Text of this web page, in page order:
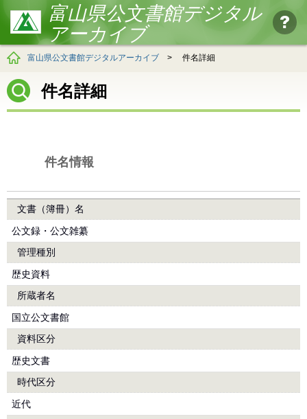
富山県公文書館デジタル
アーカイブ
富山県公文書館デジタルアーカイブ > 件名詳細
件名詳細
件名情報
文書（簿冊）名
公文録・公文雑纂
管理種別
歴史資料
所蔵者名
国立公文書館
資料区分
歴史文書
時代区分
近代